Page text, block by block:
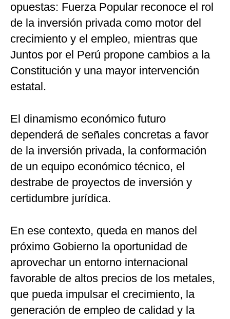
opuestas: Fuerza Popular reconoce el rol
de la inversión privada como motor del
crecimiento y el empleo, mientras que
Juntos por el Perú propone cambios a la
Constitución y una mayor intervención
estatal.
El dinamismo económico futuro
dependerá de señales concretas a favor
de la inversión privada, la conformación
de un equipo económico técnico, el
destrabe de proyectos de inversión y
certidumbre jurídica.
En ese contexto, queda en manos del
próximo Gobierno la oportunidad de
aprovechar un entorno internacional
favorable de altos precios de los metales,
que pueda impulsar el crecimiento, la
generación de empleo de calidad y la